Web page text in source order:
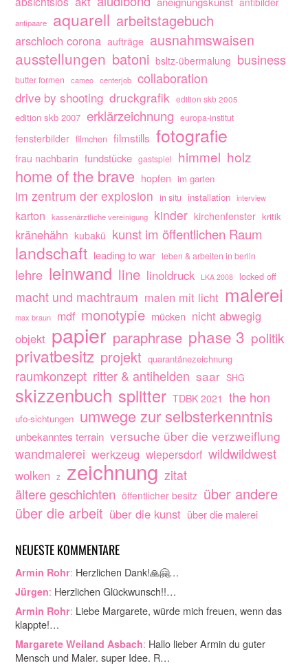
antipaare aquarell arbeitstagebuch
arschloch corona aufträge ausnahmswaisen
ausstellungen batoni bsltz-übermalung business
butter formen cameo centerjob collaboration
drive by shooting druckgrafik edition skb 2005
edition skb 2007 erklärzeichnung europa-institut
fensterbilder filmchen filmstills fotografie
frau nachbarin fundstücke gastspiel himmel holz
home of the brave hopfen im garten
im zentrum der explosion in situ installation interview
karton kassenärztliche vereinigung kinder kirchenfenster kritik
kränehähn kubakü kunst im öffentlichen Raum
landschaft leading to war leben & arbeiten in berlin
lehre leinwand line linoldruck LKA 2008 locked off
macht und machtraum malen mit licht malerei
max braun mdf monotypie mücken nicht abwegig
objekt papier paraphrase phase 3 politik
privatbesitz projekt quarantänezeichnung
raumkonzept ritter & antihelden saar SHG
skizzenbuch splitter TDBK 2021 the hon
ufo-sichtungen umwege zur selbsterkenntnis
unbekanntes terrain versuche über die verzweiflung
wandmalerei werkzeug wiepersdorf wildwildwest
wolken z zeichnung zitat
ältere geschichten öffentlicher besitz über andere
über die arbeit über die kunst über die malerei
NEUESTE KOMMENTARE
Armin Rohr: Herzlichen Dank!🙏🤗…
Jürgen: Herzlichen Glückwunsch!!…
Armin Rohr: Liebe Margarete, würde mich freuen, wenn das
klappte!…
Margarete Weiland Asbach: Hallo lieber Armin du guter
Mensch und Maler. super Idee. R…